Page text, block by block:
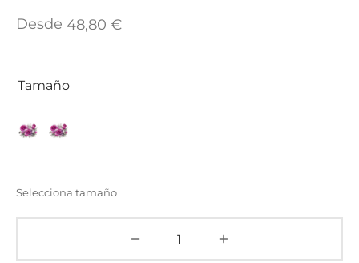
Desde 48,80 €
Tamaño
Selecciona tamaño